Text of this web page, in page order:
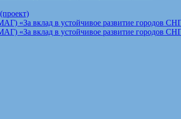
«За вклад в устойчивое развитие городов
«За вклад в устойчивое развитие городов